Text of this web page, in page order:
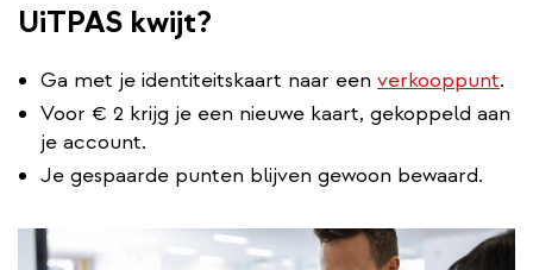
UiTPAS kwijt?
Ga met je identiteitskaart naar een verkooppunt.
Voor € 2 krijg je een nieuwe kaart, gekoppeld aan
je account.
Je gespaarde punten blijven gewoon bewaard.